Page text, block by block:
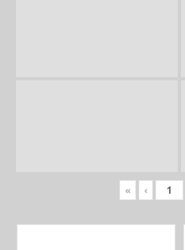
« ‹